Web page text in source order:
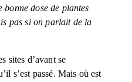
bonne dose de plantes
pas si on parlait de la
sites d’avant se
s’est passé. Mais où est